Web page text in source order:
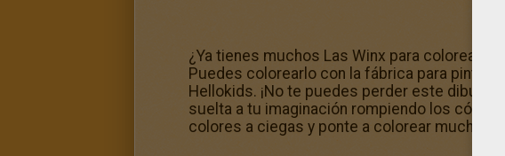
¿Ya tienes muchos Las Winx para colorear
Puedes colorearlo con la fábrica para pintar,
Hellokids. ¡No te puedes perder este dibujo!
suelta a tu imaginación rompiendo los
colores a ciegas y ponte a colorear muchos